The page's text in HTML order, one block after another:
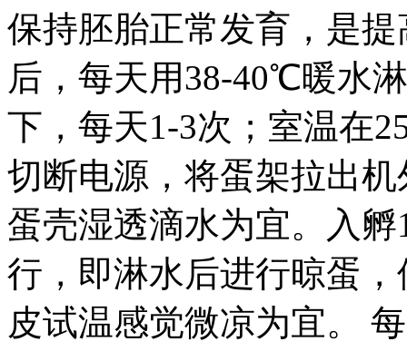
保持胚胎正常发育，是
后，每天用38-40℃暖水
下，每天1-3次；室温在
切断电源，将蛋架拉出
蛋壳湿透滴水为宜。入
行，即淋水后进行晾蛋
皮试温感觉微凉为宜。